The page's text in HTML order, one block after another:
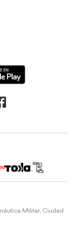
Militar, Ciudad